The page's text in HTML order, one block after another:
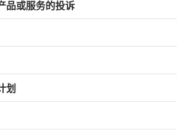
品或服务的投诉
划